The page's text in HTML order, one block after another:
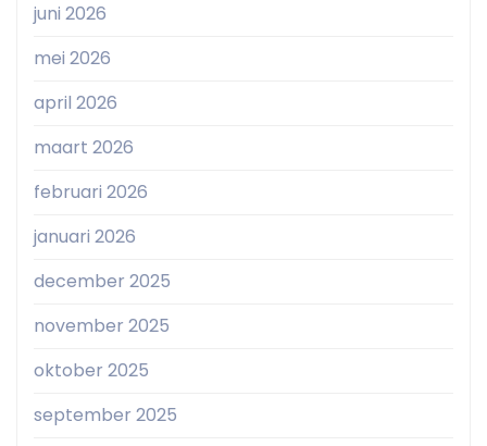
juni 2026
mei 2026
april 2026
maart 2026
februari 2026
januari 2026
december 2025
november 2025
oktober 2025
september 2025